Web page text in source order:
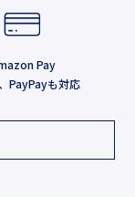
Pay
PayPayも対応